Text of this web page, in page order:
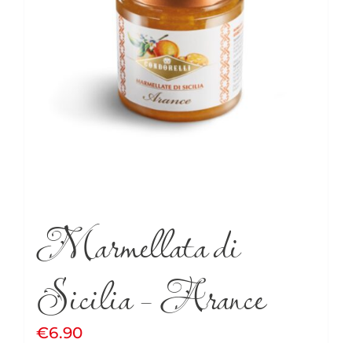
Marmellata di
Sicilia – Arance
€6.90